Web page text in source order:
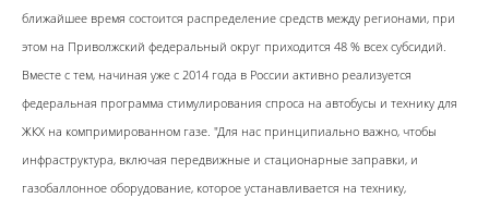
ближайшее время состоится распределение средств между регионами, при
этом на Приволжский федеральный округ приходится 48 % всех субсидий.
Вместе с тем, начиная уже с 2014 года в России активно реализуется
федеральная программа стимулирования спроса на автобусы и технику для
ЖКХ на компримированном газе. "Для нас принципиально важно, чтобы
инфраструктура, включая передвижные и стационарные заправки, и
газобаллонное оборудование, которое устанавливается на технику,